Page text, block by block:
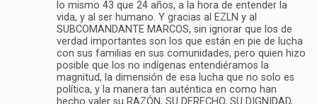
lo mismo 43 que 24 años, a la hora de entender la
vida, y al ser humano. Y gracias al EZLN y al
SUBCOMANDANTE MARCOS, sin ignorar que los de
verdad importantes son los que están en pie de lucha
con sus familias en sus comunidades, pero quien hizo
posible que los no indígenas entendiéramos la
magnitud, la dimensión de esa lucha que no solo es
política, y la manera tan auténtica en como han
hecho valer su RAZÓN, SU DERECHO, SU DIGNIDAD,